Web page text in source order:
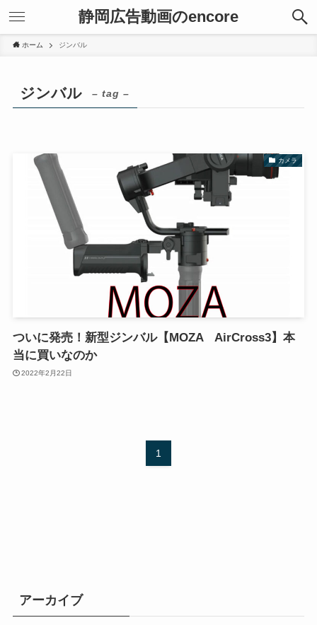
静岡広告動画のencore
ホーム ジンバル
ジンバル – tag –
カメラ
ついに発売！新型ジンバル【MOZA AirCross3】本
当に買いなのか
2022年2月22日
1
アーカイブ